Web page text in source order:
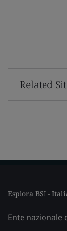
Related
Esplora BSI -
Ente nazionale